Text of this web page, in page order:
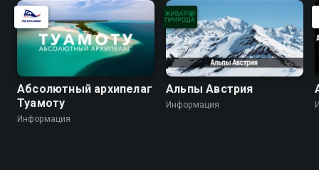
Абсолютный архипелаг
Туамоту
Информация
Альпы Австрия
Информация